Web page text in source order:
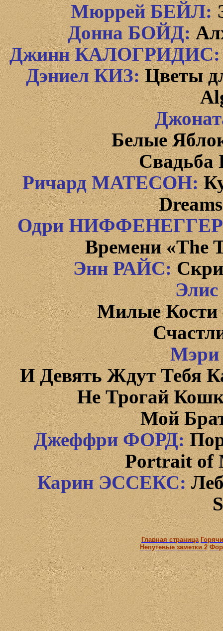
МюррейБЕЙЛ:
Донна БОЙД:
Джинн КАЛОГРИДИС:
ДэниелКИЗ: Цветы
Белые
Свадьба
Ричард МАТЕСОН:
Одри
Времени «The
Энн РАЙС:
Элис
Милые Кости
Мэри
ИДевять Ждут Тебя
Не Трогай
Мой
Джеффри ФОРД:
Portrait of
Карин ЭССЕКС:
Главная страница
Непутевые заметки 2